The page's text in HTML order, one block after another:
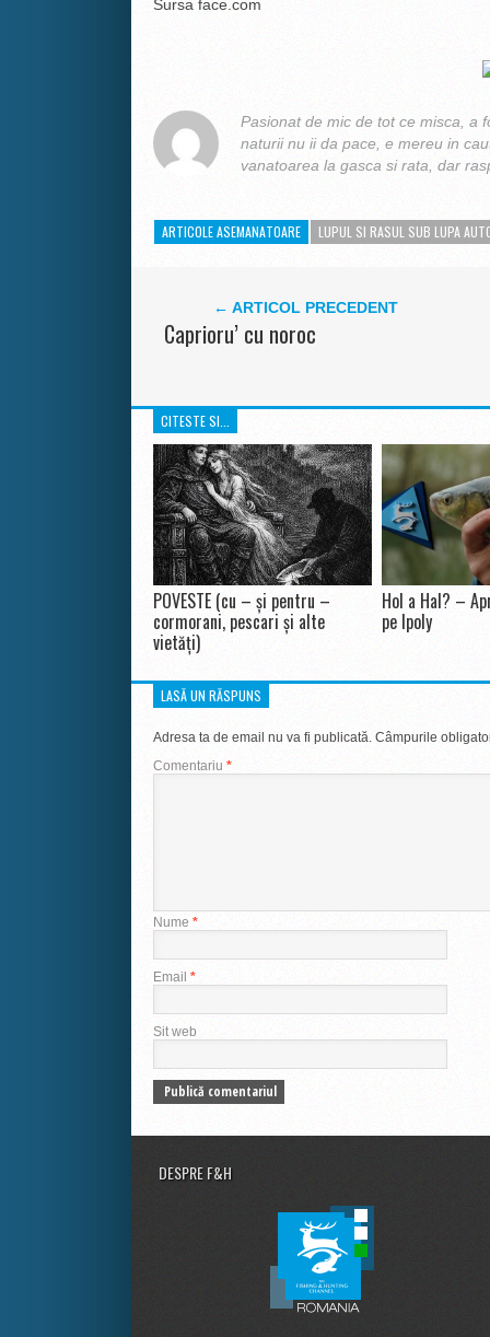
Sursa face.com
Pasionat de mic de tot ce misca, a
naturii nu ii da pace, e mereu in
vanatoarea la gasca si rata, dar
ARTICOLE ASEMANATOARE LUPUL SI RASUL SUB LUPA
← ARTICOL PRECEDENT
Caprioru’ cu noroc
CITESTE SI...
POVESTE (cu – și pentru –
cormorani, pescari și alte
vietăți)
Hol a Hal? –
pe Ipoly
LASĂ UN RĂSPUNS
Adresa ta de email nu va fi publicată. Câmpurile
Comentariu *
Nume *
Email *
Sit web
DESPRE F&H